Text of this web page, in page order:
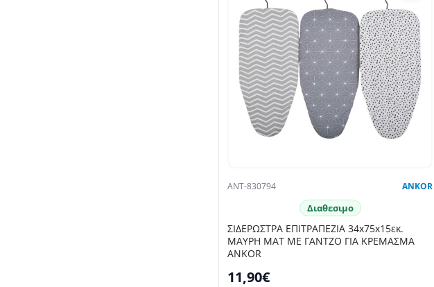
ANT-830794 ANKOR
Διαθεσιμο
ΣΙΔΕΡΩΣΤΡΑ ΕΠΙΤΡΑΠΕΖΙΑ 34x75x15εκ.
ΜΑΥΡΗ ΜΑΤ ΜΕ ΓΑΝΤΖΟ ΓΙΑ ΚΡΕΜΑΣΜΑ
ANKOR
11,90€